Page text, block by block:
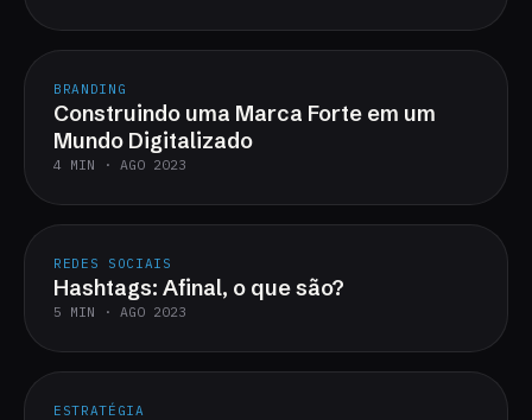
BRANDING
Construindo uma Marca Forte em um
Mundo Digitalizado
4 MIN · AGO 2023
REDES SOCIAIS
Hashtags: Afinal, o que são?
5 MIN · AGO 2023
ESTRATÉGIA